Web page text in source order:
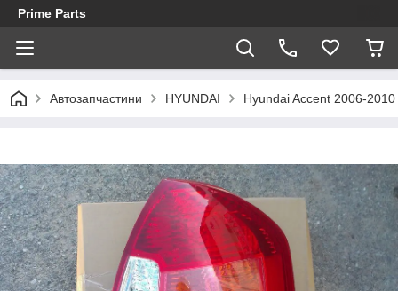
Prime Parts
Автозапчастини HYUNDAI Hyundai Accent 2006-2010